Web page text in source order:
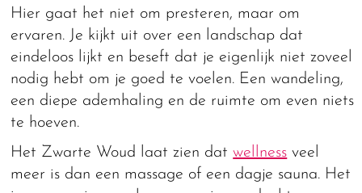
Hier gaat het niet om presteren, maar om
ervaren. Je kijkt uit over een landschap dat
eindeloos lijkt en beseft dat je eigenlijk niet zoveel
nodig hebt om je goed te voelen. Een wandeling,
een diepe ademhaling en de ruimte om even niets
te hoeven.
Het Zwarte Woud laat zien datwellness veel
meer is dan een massage of een dagje sauna. Het